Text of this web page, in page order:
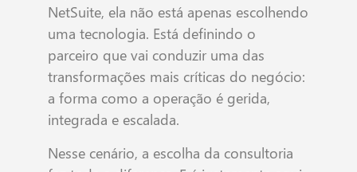
NetSuite, ela não está apenas escolhendo
uma tecnologia. Está definindo o
parceiro que vai conduzir uma das
transformações mais críticas do negócio:
a forma como a operação é gerida,
integrada e escalada.
Nesse cenário, a escolha da consultoria